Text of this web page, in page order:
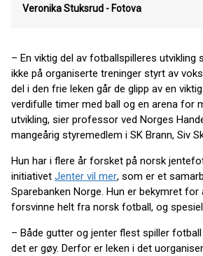
Veronika Stuksrud - Fotova
– En viktig del av fotballspilleres utvikling
ikke på organiserte treninger styrt av
del i den frie leken går de glipp av en
verdifulle timer med ball og en arena for
utvikling, sier professor ved Norges
mangeårig styremedlem i SK Brann, Siv
Hun har i flere år forsket på norsk
initiativet Jenter vil mer, som er et
Sparebanken Norge. Hun er bekymret for
forsvinne helt fra norsk fotball, og
– Både gutter og jenter flest spiller
det er gøy. Derfor er leken i det